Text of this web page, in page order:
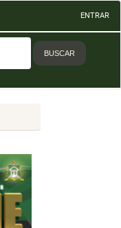
ENTRAR
BUSCAR